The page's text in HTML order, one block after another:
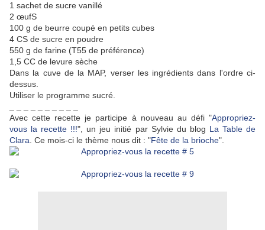
1 sachet de sucre vanillé
2 œufS
100 g de beurre coupé en petits cubes
4 CS de sucre en poudre
550 g de farine (T55 de préférence)
1,5 CC de levure sèche
Dans la cuve de la MAP, verser les ingrédients dans l'ordre ci-
dessus.
Utiliser le programme sucré.
Avec cette recette je participe à nouveau au défi "Appropriez-
vous la recette !!!", un jeu initié par Sylvie du blog La Table de
Clara . Ce mois-ci le thème nous dit : "Fête de la brioche".